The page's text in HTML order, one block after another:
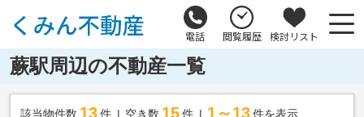
電話 閲覧履歴 検討リスト
蕨駅周辺の不動産一覧
該当物件数 13件 空き数 15 件 1～13 件を表示